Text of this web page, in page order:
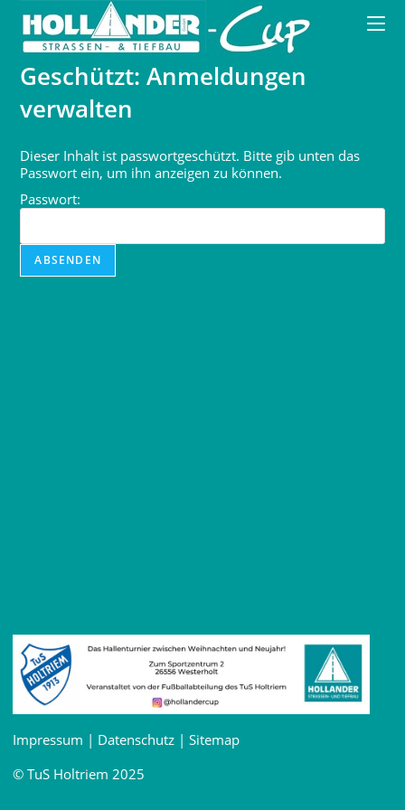
Inhalt
springen
Geschützt: Anmeldungen
verwalten
Dieser Inhalt ist passwortgeschützt. Bitte gib unten das
Passwort ein, um ihn anzeigen zu können.
Passwort:
Impressum | Datenschutz| Sitemap
© TuS Holtriem 2025